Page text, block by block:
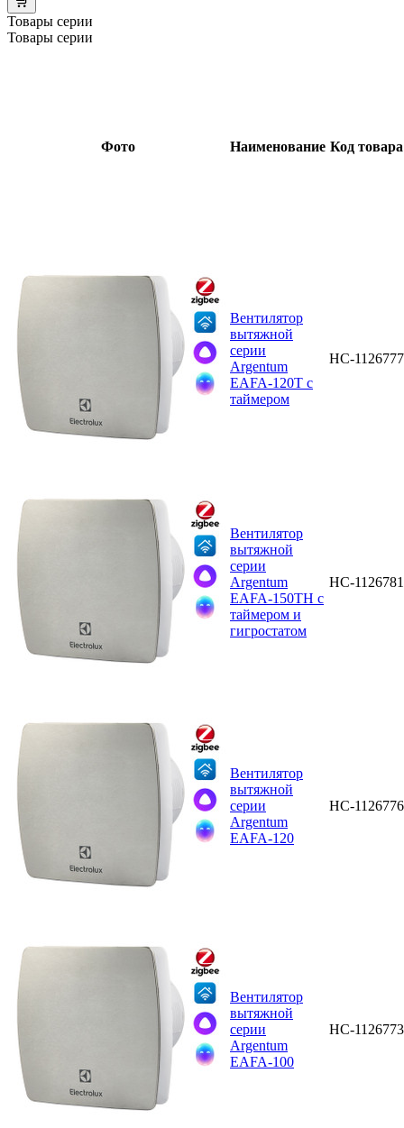
Товары серии
Товары серии
Фото Наименование Код товара
Вентилятор
вытяжной
серии
Argentum
EAFA-120T с
таймером
НС-1126777
Вентилятор
вытяжной
серии
Argentum
EAFA-150TH с
таймером и
гигростатом
НС-1126781
Вентилятор
вытяжной
серии
Argentum
EAFA-120
НС-1126776
Вентилятор
вытяжной
серии
Argentum
EAFA-100
НС-1126773